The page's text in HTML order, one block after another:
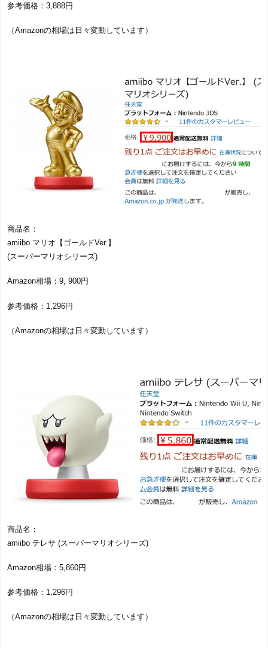
参考価格：3,888円
（Amazonの相場は日々変動しています）
商品名：
amiibo マリオ【ゴールドVer.】
(スーパーマリオシリーズ)
Amazon相場：9, 900円
参考価格：1,296円
（Amazonの相場は日々変動しています）
商品名：
amiibo テレサ (スーパーマリオシリーズ)
Amazon相場：5,860円
参考価格：1,296円
（Amazonの相場は日々変動しています）